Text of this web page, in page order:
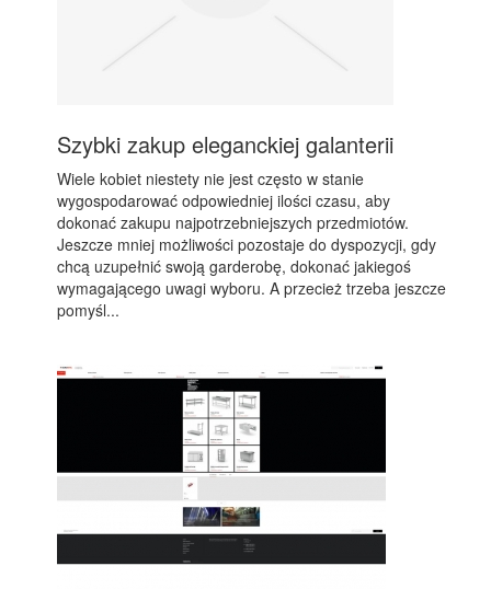
Szybki zakup eleganckiej galanterii
Wiele kobiet niestety nie jest często w stanie
wygospodarować odpowiedniej ilości czasu, aby
dokonać zakupu najpotrzebniejszych przedmiotów.
Jeszcze mniej możliwości pozostaje do dyspozycji, gdy
chcą uzupełnić swoją garderobę, dokonać jakiegoś
wymagającego uwagi wyboru. A przecież trzeba jeszcze
pomyśl...